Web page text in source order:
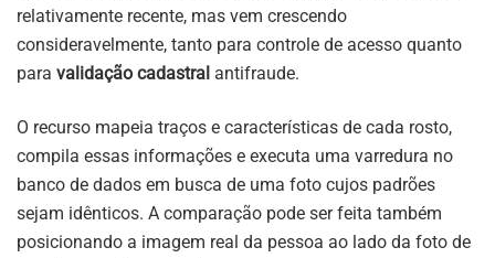
relativamente recente, mas vem crescendo
consideravelmente, tanto para controle de acesso quanto
para validação cadastral antifraude.
O recurso mapeia traços e características de cada rosto,
compila essas informações e executa uma varredura no
banco de dados em busca de uma foto cujos padrões
sejam idênticos. A comparação pode ser feita também
posicionando a imagem real da pessoa ao lado da foto de